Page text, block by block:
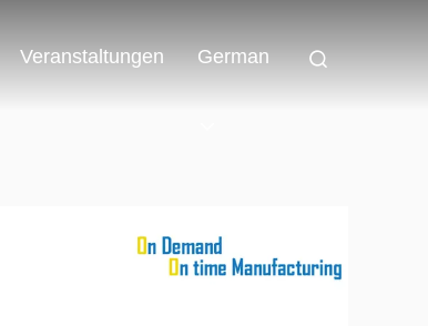
Veranstaltungen German